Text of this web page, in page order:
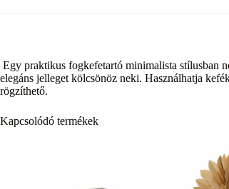
Egy praktikus fogkefetartó minimalista stílusban
elegáns jelleget kölcsönöz neki. Használhatja
rögzíthető.
Kapcsolódó termékek